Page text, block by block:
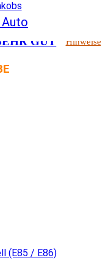
GUT
GUT Hinweise